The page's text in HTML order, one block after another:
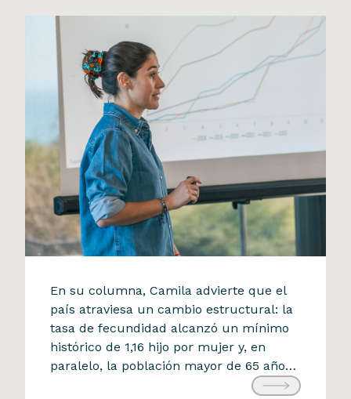
Columna de opinión, Diario Financiero
Camila Mohr aborda el rol de la
innovación frente al
envejecimiento de Chile
9 de julio de 2025
En su columna, Camila advierte que el
país atraviesa un cambio estructural: la
tasa de fecundidad alcanzó un mínimo
histórico de 1,16 hijo por mujer y, en
paralelo, la población mayor de 65 años
ya representa más del 14% de los